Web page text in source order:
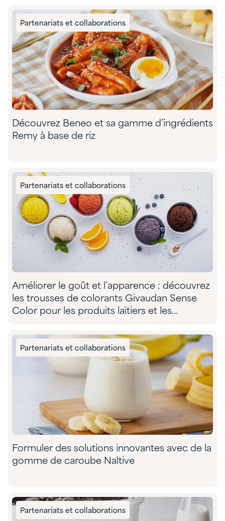
Partenariats et collaborations
Découvrez Beneo et sa gamme d’ingrédients
Remy à base de riz
Partenariats et collaborations
Améliorer le goût et l’apparence : découvrez
les trousses de colorants Givaudan Sense
Color pour les produits laitiers et les
Partenariats et collaborations
Formuler des solutions innovantes avec de la
gomme de caroube Naltive
Partenariats et collaborations